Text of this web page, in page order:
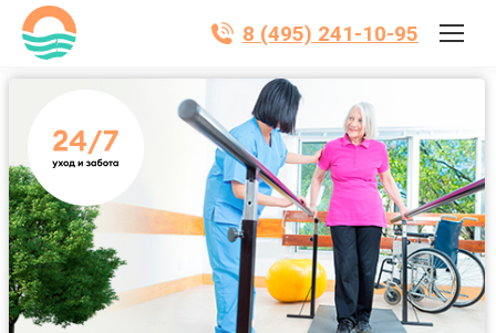
8 (495) 241-10-95